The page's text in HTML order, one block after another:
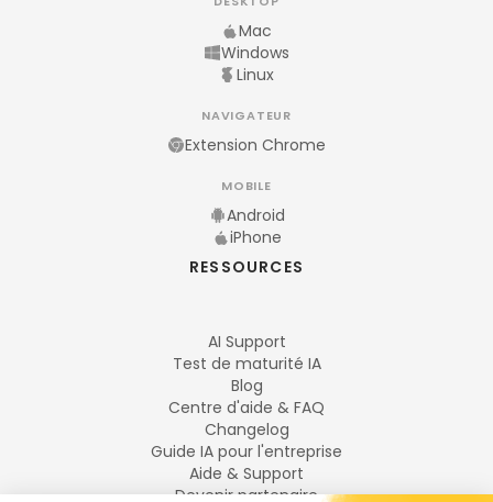
Mac
Windows
Linux
NAVIGATEUR
Extension Chrome
MOBILE
Android
iPhone
RESSOURCES
AI Support
Test de maturité IA
Blog
Centre d'aide & FAQ
Changelog
Guide IA pour l'entreprise
Aide & Support
Devenir partenaire